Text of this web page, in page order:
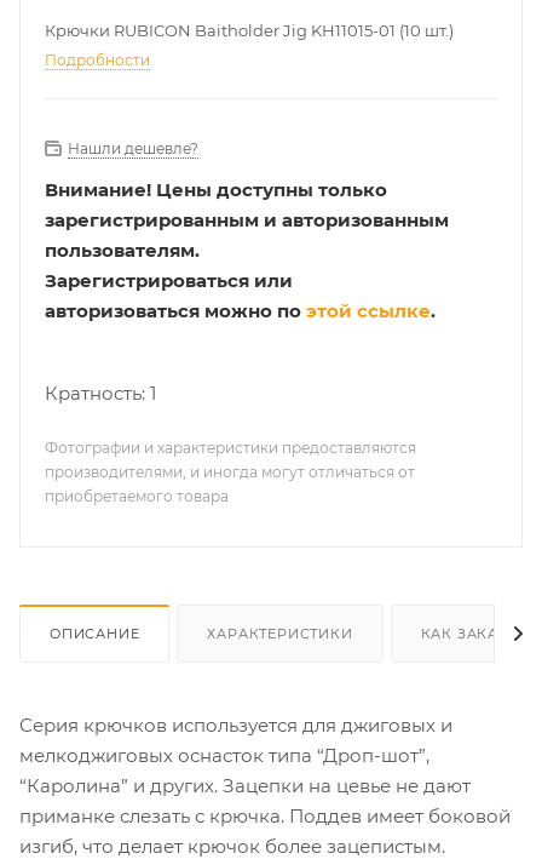
Крючки RUBICON Baitholder Jig KH11015-01 (10 шт.)
Подробности
Нашли дешевле?
Внимание! Цены доступны только
зарегистрированным и авторизованным
пользователям.
Зарегистрироваться или
авторизоваться можно по этой ссылке.
Кратность: 1
Фотографии и характеристики предоставляются
производителями, и иногда могут отличаться от
приобретаемого товара
ОПИСАНИЕ ХАРАКТЕРИСТИКИ КАК ЗАКАЗАТЬ
Серия крючков используется для джиговых и
мелкоджиговых оснасток типа “Дроп-шот”,
“Каролина” и других. Зацепки на цевье не дают
приманке слезать с крючка. Поддев имеет боковой
изгиб, что делает крючок более зацепистым.